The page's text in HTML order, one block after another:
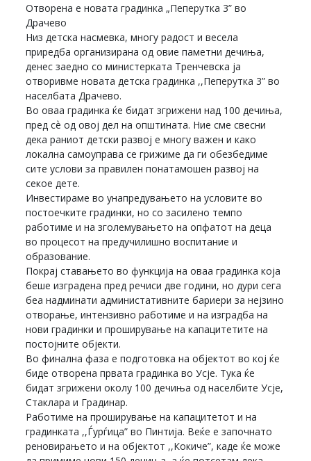
Отворена е новата градинка „Пеперутка 3” во
Драчево
Низ детска насмевка, многу радост и весела
приредба организирана од овие паметни дечиња,
денес заедно со министерката Тренчевска ја
отворивме новата детска градинка ,,Пеперутка 3” во
населбата Драчево.
Во оваа градинка ќе бидат згрижени над 100 дечиња,
пред сѐ од овој дел на општината. Ние сме свесни
дека раниот детски развој е многу важен и како
локална самоуправа се грижиме да ги обезбедиме
сите услови за правилен понатамошен развој на
секое дете.
Инвестираме во унапредувањето на условите во
постоечките градинки, но со засилено темпо
работиме и на зголемувањето на опфатот на деца
во процесот на предучилишно воспитание и
образование.
Покрај ставањето во функција на оваа градинка која
беше изградена пред речиси две години, но дури сега
беа надминати администативните бариери за нејзино
отворање, интензивно работиме и на изградба на
нови градинки и проширување на капацитетите на
постојните објекти.
Во финална фаза е подготовка на објектот во кој ќе
биде отворена првата градинка во Усје. Тука ќе
бидат згрижени околу 100 дечиња од населбите Усје,
Стаклара и Градинар.
Работиме на проширување на капацитетот и на
градинката ,,Ѓурѓица” во Пинтија. Веќе е започнато
реновирањето и на објектот ,,Кокиче”, каде ќе може